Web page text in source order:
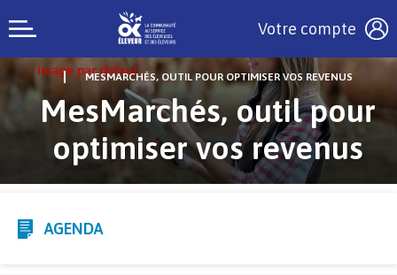
Votre compte
MESMARCHÉS, OUTIL POUR OPTIMISER VOS REVENUS
MesMarchés, outil pour
optimiser vos revenus
AGENDA